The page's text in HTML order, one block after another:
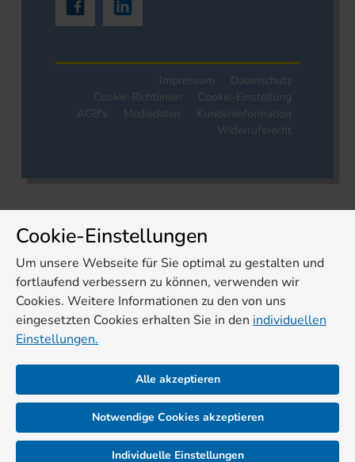
Impressum
Datenschutz
Cookie-Richtlinien
Cookie-Einstellung
AGB's
Mediadaten
Kundeninformation
Widerrufsrecht
Cookie-Einstellungen
Um unsere Webseite für Sie optimal zu gestalten und
fortlaufend verbessern zu können, verwenden wir
Cookies. Weitere Informationen zu den von uns
eingesetzten Cookies erhalten Sie in den individuellen
Einstellungen.
Alle akzeptieren
Notwendige Cookies akzeptieren
Individuelle Einstellungen